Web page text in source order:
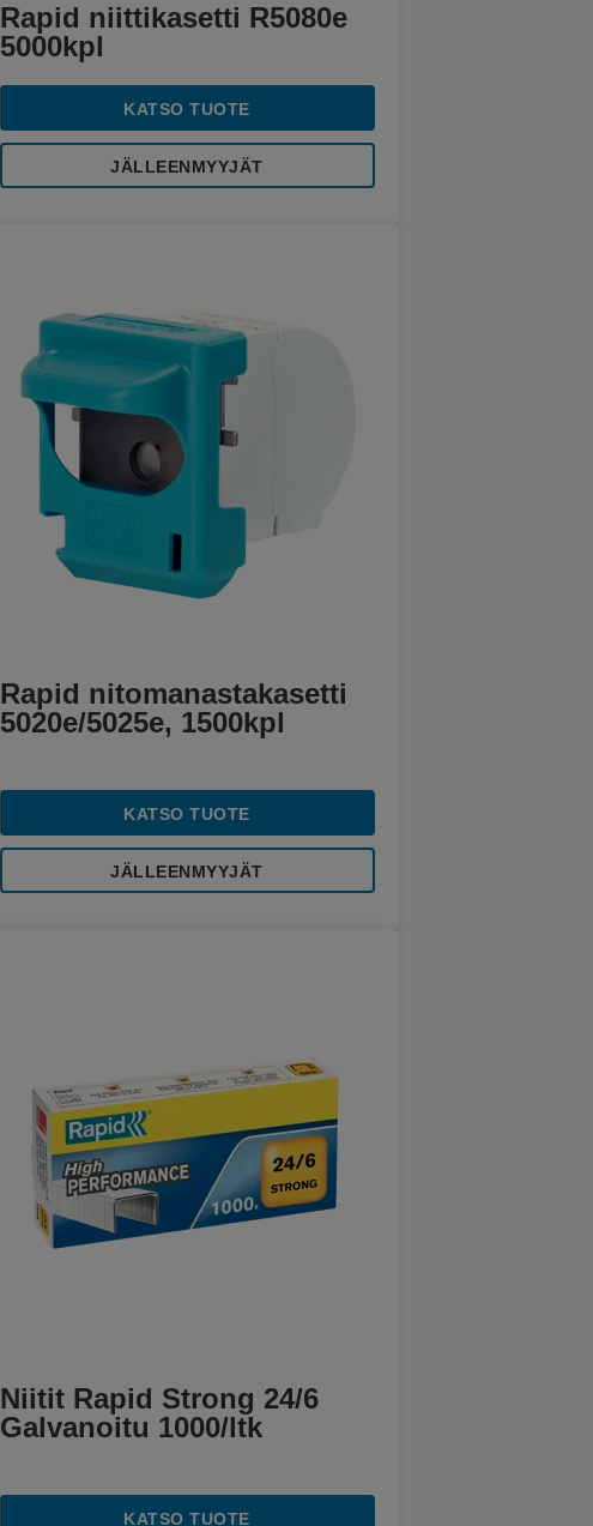
Rapid niittikasetti R5080e
5000kpl
KATSO TUOTE
JÄLLEENMYYJÄT
Rapid nitomanastakasetti
5020e/5025e, 1500kpl
KATSO TUOTE
JÄLLEENMYYJÄT
Niitit Rapid Strong 24/6
Galvanoitu 1000/ltk
KATSO TUOTE